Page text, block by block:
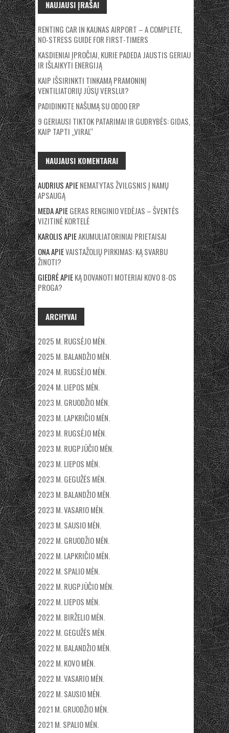
NAUJAUSI ĮRAŠAI
RENTING CAR IN KAUNAS AIRPORT – A COMPLETE,
NO-STRESS GUIDE FOR FIRST-TIMERS
KASDIENIAI ĮPROČIAI, KURIE PADEDA JAUSTIS GERIAU
IR IŠLAIKYTI ENERGIJĄ
KAIP IŠSIRINKTI TINKAMĄ PRAMONINĮ
VENTILIATORIŲ JŪSŲ VERSLUI?
PADIDINKITE NAŠUMĄ SU ODOO ERP
9 GERIAUSI TIKTOK PATARIMAI IR GUDRYBĖS: GIDAS,
KAIP TAPTI „VIRAL“
NAUJAUSI KOMENTARAI
AUDRIUSAPIENEMATYTAS ŽVILGSNIS Į NAMŲ
APSAUGĄ
MEDAAPIEGERAS RENGINIO VEDĖJAS – ŠVENTĖS
VIZITINĖ KORTELĖ
KAROLISAPIEAKUMULIATORINIAI PRIETAISAI
ONAAPIEVAISTAŽOLIŲ PIRKIMAS: KĄ SVARBU
ŽINOTI?
GIEDRĖAPIEKĄ DOVANOTI MOTERIAI KOVO 8-OS
PROGA?
ARCHYVAI
2025 M. RUGSĖJO MĖN.
2025 M. BALANDŽIO MĖN.
2024 M. RUGSĖJO MĖN.
2024 M. LIEPOS MĖN.
2023 M. GRUODŽIO MĖN.
2023 M. LAPKRIČIO MĖN.
2023 M. RUGSĖJO MĖN.
2023 M. RUGPJŪČIO MĖN.
2023 M. LIEPOS MĖN.
2023 M. GEGUŽĖS MĖN.
2023 M. BALANDŽIO MĖN.
2023 M. VASARIO MĖN.
2023 M. SAUSIO MĖN.
2022 M. GRUODŽIO MĖN.
2022 M. LAPKRIČIO MĖN.
2022 M. SPALIO MĖN.
2022 M. RUGPJŪČIO MĖN.
2022 M. LIEPOS MĖN.
2022 M. BIRŽELIO MĖN.
2022 M. GEGUŽĖS MĖN.
2022 M. BALANDŽIO MĖN.
2022 M. KOVO MĖN.
2022 M. VASARIO MĖN.
2022 M. SAUSIO MĖN.
2021 M. GRUODŽIO MĖN.
2021 M. SPALIO MĖN.